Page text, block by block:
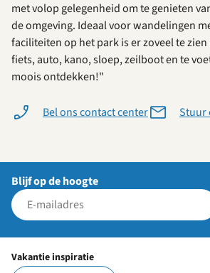
met volop gelegenheid om te genieten
de omgeving. Ideaal voor wandelingen
faciliteiten op het park is er zoveel te
fiets, auto, kano, sloep, zeilboot en te
moois ontdekken!"
Bel ons contact center Stuur
Blijf op de hoogte
Vakantie inspiratie